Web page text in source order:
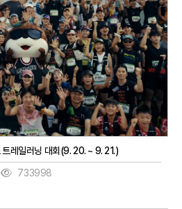
트레일러닝 대회(9. 20. ~ 9. 21.)
733998